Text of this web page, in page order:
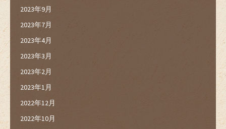
2023年9月
2023年7月
2023年4月
2023年3月
2023年2月
2023年1月
2022年12月
2022年10月